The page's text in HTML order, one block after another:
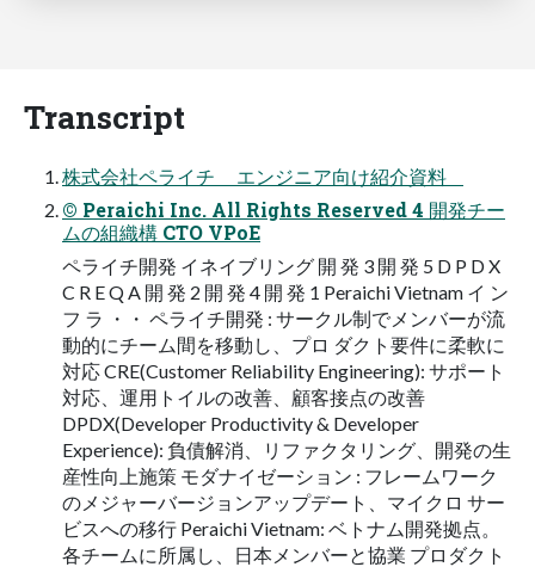
Transcript
株式会社ペライチ エンジニア向け紹介資料
© Peraichi Inc. All Rights Reserved 4 開発チー
ムの組織構 CTO VPoE
ペライチ開発 イネイブリング 開 発 3 開 発 5 D P D X
C R E Q A 開 発 2 開 発 4 開 発 1 Peraichi Vietnam イ ン
フ ラ ・・ ペライチ開発 : サークル制でメンバーが流
動的にチーム間を移動し、プロ ダクト要件に柔軟に
対応 CRE(Customer Reliability Engineering): サポート
対応、運用トイルの改善、顧客接点の改善
DPDX(Developer Productivity & Developer
Experience): 負債解消、リファクタリング、開発の生
産性向上施策 モダナイゼーション : フレームワーク
のメジャーバージョンアップデート、マイクロ サー
ビスへの移行 Peraichi Vietnam: ベトナム開発拠点。
各チームに所属し、日本メンバーと協業 プロダクト